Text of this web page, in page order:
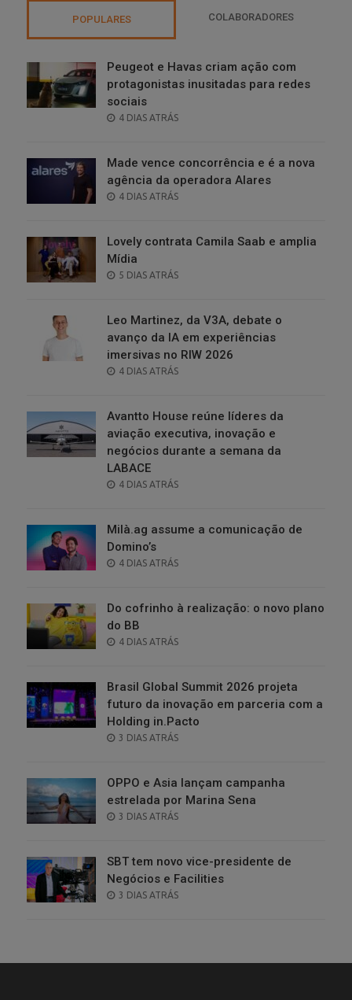
POPULARES COLABORADORES
Peugeot e Havas criam ação com
protagonistas inusitadas para redes
sociais
POSTED
4 DIAS ATRÁS
Made vence concorrência e é a nova
agência da operadora Alares
POSTED
4 DIAS ATRÁS
Lovely contrata Camila Saab e amplia
Mídia
POSTED
5 DIAS ATRÁS
Leo Martinez, da V3A, debate o
avanço da IA em experiências
imersivas no RIW 2026
POSTED
4 DIAS ATRÁS
Avantto House reúne líderes da
aviação executiva, inovação e
negócios durante a semana da
LABACE
POSTED
4 DIAS ATRÁS
Milà.ag assume a comunicação de
Domino’s
POSTED
4 DIAS ATRÁS
Do cofrinho à realização: o novo plano
do BB
POSTED
4 DIAS ATRÁS
Brasil Global Summit 2026 projeta
futuro da inovação em parceria com a
Holding in.Pacto
POSTED
3 DIAS ATRÁS
OPPO e Asia lançam campanha
estrelada por Marina Sena
POSTED
3 DIAS ATRÁS
SBT tem novo vice-presidente de
Negócios e Facilities
POSTED
3 DIAS ATRÁS